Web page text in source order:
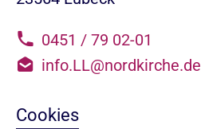
0451 / 79 02-01
info.LL@nordkirche.de
Cookies